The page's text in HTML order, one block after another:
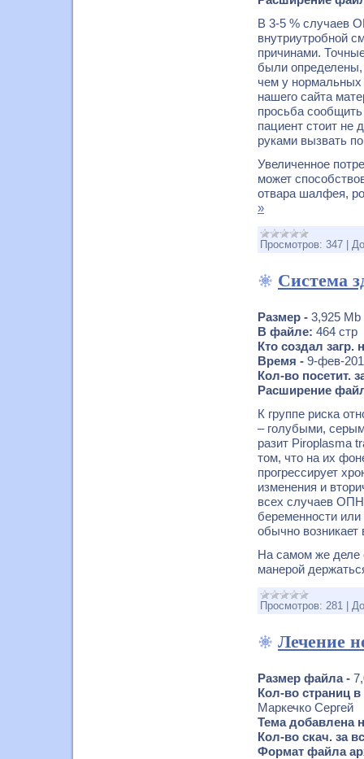
В 3-5 % случаев
внутриутробной
причинами.
были
чем у
нашего сайта
просьба
пациент стоит не
руками вызвать
Увеличенное
может
отвара шалфея,
»
Просмотров: 347
Система
Размер - 3,925 Mb
В файле: 464 стр
Кто создал загр.
Время - 9-фев-
Кол-во посетит.
Расширение
К группе риска
– голубыми,
разит Piroplasma
том, что на их
прогрессирует
изменения и
всех случаев
беременности
обычно возникает
На самом же деле
манерой
Просмотров: 281
Лечение
Размер файла -
Кол-во страниц
Маркечко Сергей
Тема добавлена
Кол-во скач. за
Формат файла